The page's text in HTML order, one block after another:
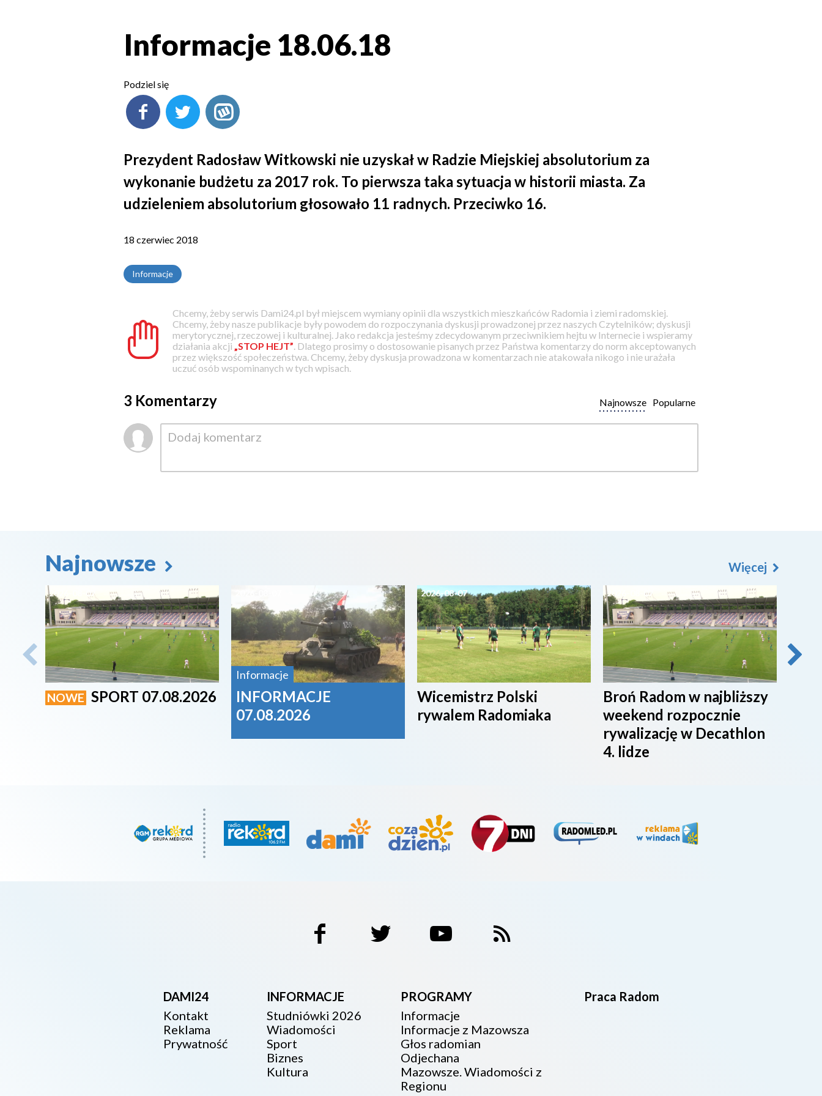
Informacje 18.06.18
Podziel się
Prezydent Radosław Witkowski nie uzyskał w Radzie Miejskiej absolutorium za
wykonanie budżetu za 2017 rok. To pierwsza taka sytuacja w historii miasta. Za
udzieleniem absolutorium głosowało 11 radnych. Przeciwko 16.
18 czerwiec 2018
Informacje
Chcemy, żeby serwis Dami24.pl był miejscem wymiany opinii dla wszystkich mieszkańców Radomia i ziemi radomskiej.
Chcemy, żeby nasze publikacje były powodem do rozpoczynania dyskusji prowadzonej przez naszych Czytelników; dyskusji
merytorycznej, rzeczowej i kulturalnej. Jako redakcja jesteśmy zdecydowanym przeciwnikiem hejtu w Internecie i wspieramy
działania akcji „STOP HEJT” . Dlatego prosimy o dostosowanie pisanych przez Państwa komentarzy do norm akceptowanych
przez większość społeczeństwa. Chcemy, żeby dyskusja prowadzona w komentarzach nie atakowała nikogo i nie urażała
uczuć osób wspominanych w tych wpisach.
3 Komentarzy Popularne
Najnowsze
Najnowsze
2026-08-07
NOWE SPORT 07.08.2026
Informacje
INFORMACJE
07.08.2026
2026-08-07
Wicemistrz Polski
rywalem Radomiaka
2026-08-07
Broń Radom w najbliższy
weekend rozpocznie
rywalizację w Decathlon
4. lidze
Więcej
DAMI24
Kontakt
Reklama
Prywatność
INFORMACJE
Studniówki 2026
Wiadomości
Sport
Biznes
Kultura
PROGRAMY
Informacje
Informacje z Mazowsza
Głos radomian
Odjechana
Mazowsze. Wiadomości z
Regionu
Praca Radom